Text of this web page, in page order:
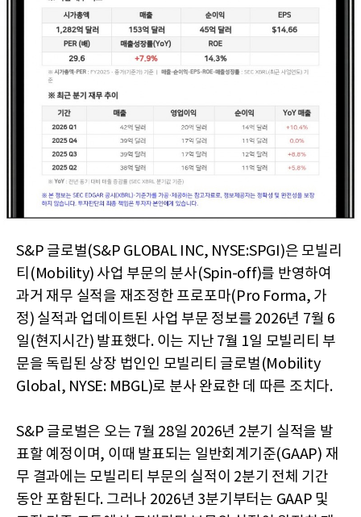
S&P 글로벌(S&P GLOBAL INC, NYSE:SPGI)은 모빌리
티(Mobility) 사업 부문의 분사(Spin-off)를 반영하여
과거 재무 실적을 재조정한 프로포마(Pro Forma, 가
정) 실적과 업데이트된 사업 부문 정보를 2026년 7월 6
일(현지시간) 발표했다. 이는 지난 7월 1일 모빌리티 부
문을 독립된 상장 법인인 모빌리티 글로벌(Mobility
Global, NYSE: MBGL)로 분사 완료한 데 따른 조치다.
S&P 글로벌은 오는 7월 28일 2026년 2분기 실적을 발
표할 예정이며, 이때 발표되는 일반회계기준(GAAP) 재
무 결과에는 모빌리티 부문의 실적이 2분기 전체 기간
동안 포함된다. 그러나 2026년 3분기부터는 GAAP 및